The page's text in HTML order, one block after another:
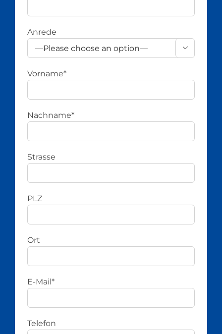
Anrede

Vorname*
Nachname*
Strasse
PLZ
Ort
E-Mail*
Telefon